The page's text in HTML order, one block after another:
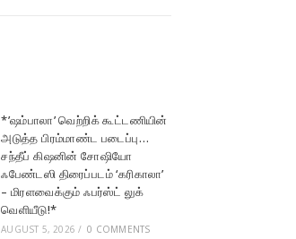
*’ஷம்பாலா’ வெற்றிக் கூட்டணியின்
அடுத்த பிரம்மாண்ட படைப்பு…
சந்தீப் கிஷனின் சோஷியோ
ஃபேண்டஸி திரைப்படம் ‘கரிகாலா’
– மிரளவைக்கும் ஃபர்ஸ்ட் லுக்
வெளியீடு!*
AUGUST 5, 2026 / 0 COMMENTS